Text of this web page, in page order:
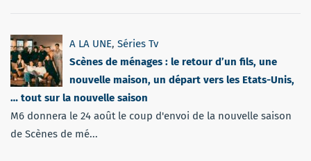
A LA UNE, Séries Tv
Scènes de ménages : le retour d’un fils, une
nouvelle maison, un départ vers les Etats-Unis,
… tout sur la nouvelle saison
M6 donnera le 24 août le coup d'envoi de la nouvelle saison
de Scènes de mé...